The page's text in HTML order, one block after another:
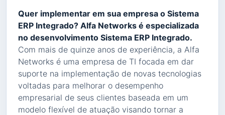
Quer implementar em sua empresa o Sistema
ERP Integrado? Alfa Networks é especializada
no desenvolvimento Sistema ERP Integrado.
Com mais de quinze anos de experiência, a Alfa
Networks é uma empresa de TI focada em dar
suporte na implementação de novas tecnologias
voltadas para melhorar o desempenho
empresarial de seus clientes baseada em um
modelo flexível de atuação visando tornar a